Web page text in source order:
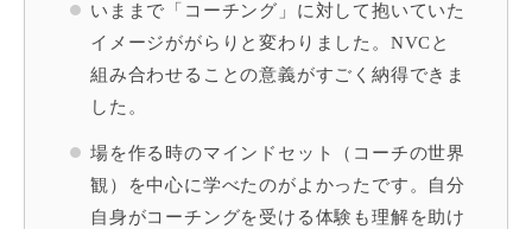
いままで「コーチング」に対して抱いていた
イメージががらりと変わりました。NVCと
組み合わせることの意義がすごく納得できま
した。
場を作る時のマインドセット（コーチの世界
観）を中心に学べたのがよかったです。自分
自身がコーチングを受ける体験も理解を助け